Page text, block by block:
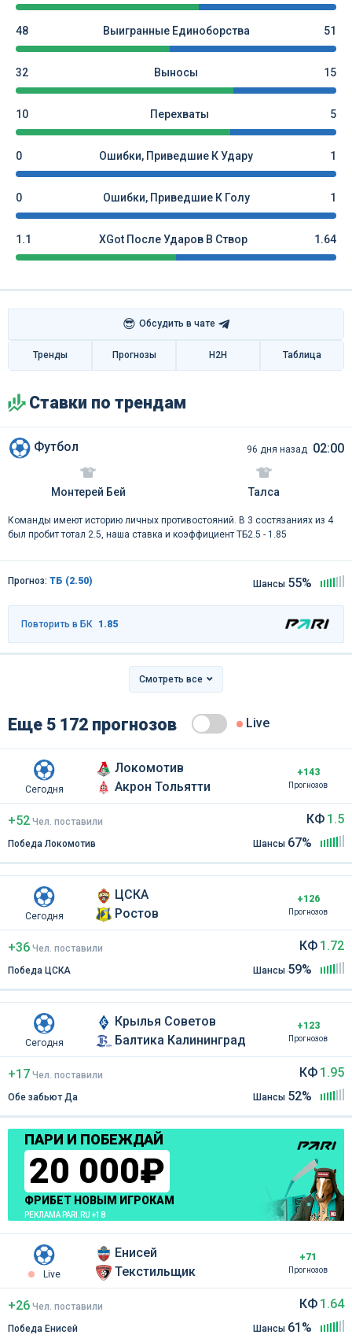
48 Выигранные Единоборства 51
32 Выносы 15
10 Перехваты 5
0 Ошибки, Приведшие К Удару 1
0 Ошибки, Приведшие К Голу 1
1.1 XGot После Ударов В Створ 1.64
😎 Обсудить в чате
Тренды Прогнозы H2H Таблица
Ставки по трендам
Футбол 96 дня назад 02:00
Монтерей Бей Талса
Команды имеют историю личных противостояний. В 3 состязаниях из 4
был пробит тотал 2.5, наша ставка и коэффициент ТБ2.5 - 1.85
Прогноз: ТБ (2.50) Шансы 55%
Повторить в БК 1.85
Смотреть все
Еще 5 172 прогнозов Live
Сегодня
Локомотив
Акрон Тольятти
+143
Прогнозов
+52 Чел. поставили
Победа Локомотив
КФ 1.5
Шансы 67%
Сегодня
ЦСКА
Ростов
+126
Прогнозов
+36 Чел. поставили
Победа ЦСКА
КФ 1.72
Шансы 59%
Сегодня
Крылья Советов
Балтика Калининград
+123
Прогнозов
+17 Чел. поставили
Обе забьют Да
КФ 1.95
Шансы 52%
ПАРИ И ПОБЕЖДАЙ
20 000₽
ФРИБЕТ НОВЫМ ИГРОКАМ
РЕКЛАМА PARI.RU +18
Live
Енисей
Текстильщик
+71
Прогнозов
+26 Чел. поставили
Победа Енисей
КФ 1.64
Шансы 61%